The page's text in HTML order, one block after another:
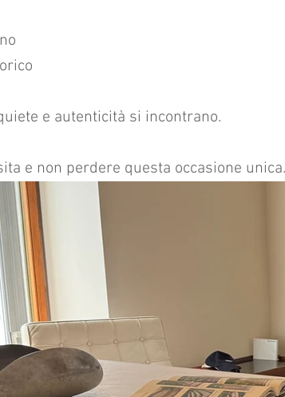
e autenticità si incontrano.
e non perdere questa occasione unica.